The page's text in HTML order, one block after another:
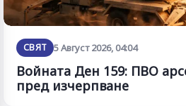
СВЯТ 5 Август 2026, 04:04
Войната Ден 159: ПВО
пред изчерпване